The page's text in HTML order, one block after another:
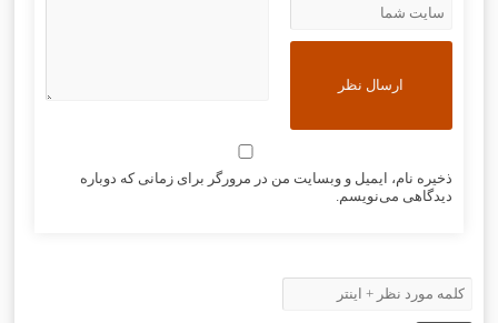
ذخیره نام، ایمیل و وبسایت من در مرورگر برای زمانی که دوباره
دیدگاهی می‌نویسم.